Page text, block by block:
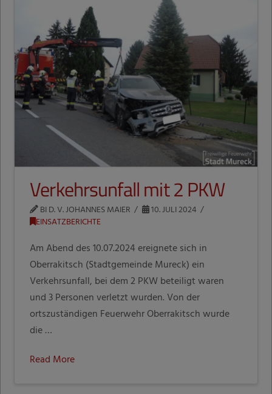
Verkehrsunfall mit 2 PKW
BI D. V. JOHANNES MAIER
10. JULI 2024
EINSATZBERICHTE
Am Abend des 10.07.2024 ereignete sich in
Oberrakitsch (Stadtgemeinde Mureck) ein
Verkehrsunfall, bei dem 2 PKW beteiligt waren
und 3 Personen verletzt wurden. Von der
ortszuständigen Feuerwehr Oberrakitsch wurde
die …
Read More